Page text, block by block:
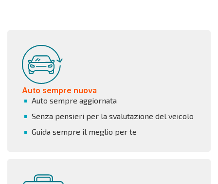
Auto sempre nuova
Auto sempre aggiornata
Senza pensieri per la svalutazione del veicolo
Guida sempre il meglio per te